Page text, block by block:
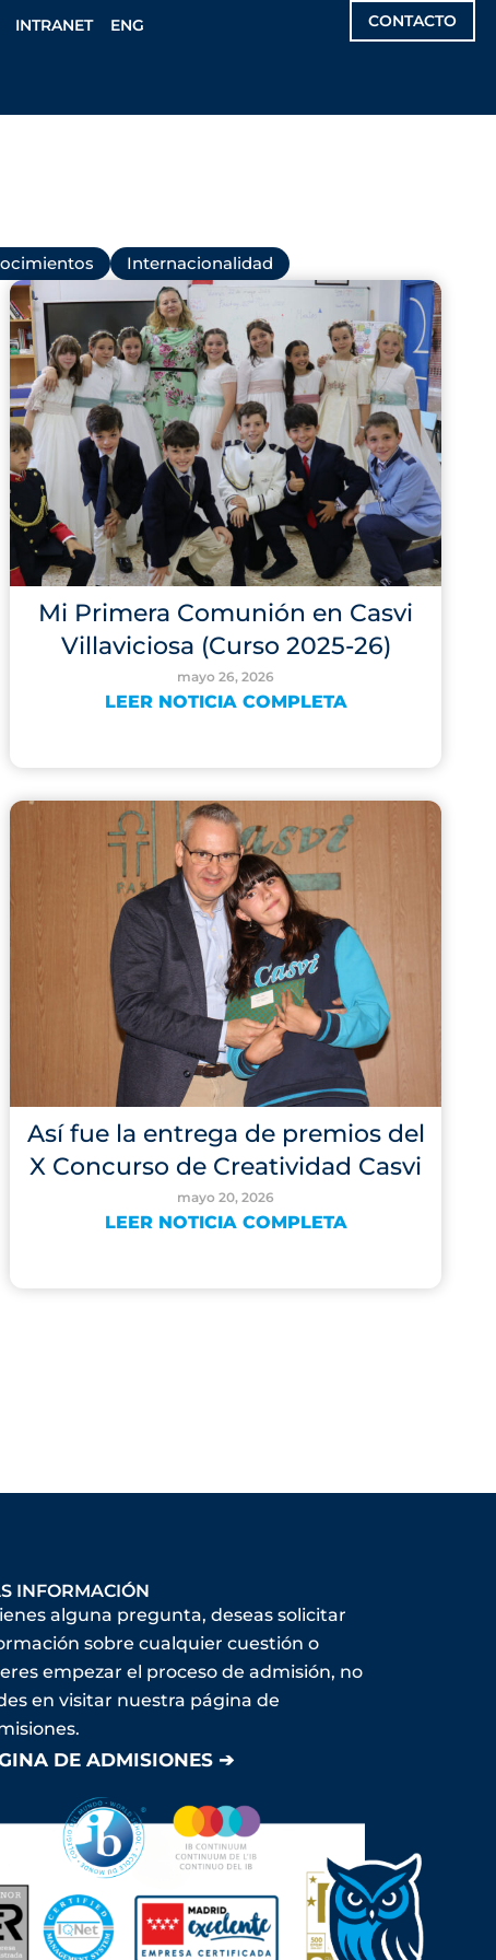
INTRANET ENG CONTACTO
Internacionalidad
Mi Primera Comunión en Casvi
Villaviciosa (Curso 2025-26)
mayo 26, 2026
LEER NOTICIA COMPLETA
Así fue la entrega de premios del
X Concurso de Creatividad Casvi
mayo 20, 2026
LEER NOTICIA COMPLETA
INFORMACIÓN
alguna pregunta, deseas solicitar
sobre cualquier cuestión o
empezar el proceso de admisión, no
en visitar nuestra página de
DE ADMISIONES ➔